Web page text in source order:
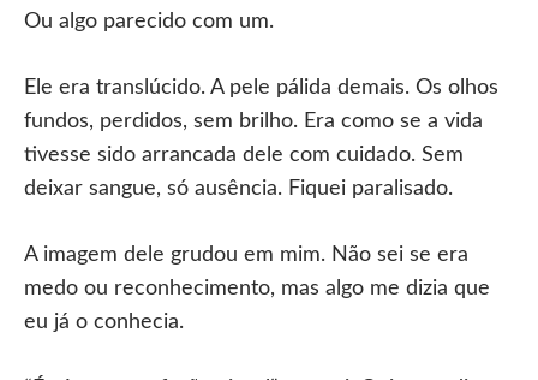
Ou algo parecido com um.
Ele era translúcido. A pele pálida demais. Os olhos
fundos, perdidos, sem brilho. Era como se a vida
tivesse sido arrancada dele com cuidado. Sem
deixar sangue, só ausência. Fiquei paralisado.
A imagem dele grudou em mim. Não sei se era
medo ou reconhecimento, mas algo me dizia que
eu já o conhecia.